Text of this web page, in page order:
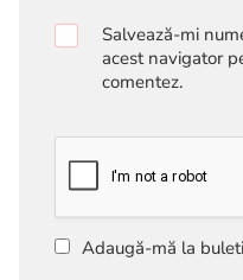
Salvează-mi
acest navigator
comentez.
Adaugă-mă la